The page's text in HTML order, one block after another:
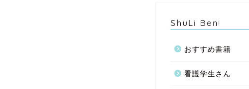
ShuLi Ben!
おすすめ書籍
看護学生さん